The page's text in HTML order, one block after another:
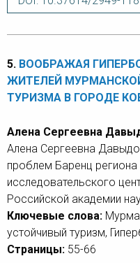
5. ВООБРАЖАЯ
ЖИТЕЛЕЙ
ТУРИЗМА В ГОРОДЕ
Алена Сергеевна
Алена Сергеевна
проблем Баренц
исследовательского
Российской академии
Ключевые слова:
устойчивый туризм,
Страницы: 55-66